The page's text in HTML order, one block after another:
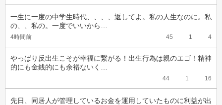
一生に一度の中学生時代、、、、返してよ。私の人生なのに。私
の、、私の。一度でいいから…
4時間前 45 1 4
やっぱり反出生こそが幸福に繋がる！出生行為は親のエゴ！精神
的にも金銭的にも余裕ないく…
44 1 16
先日、同居人が管理しているお金を運用していたものに利益が出